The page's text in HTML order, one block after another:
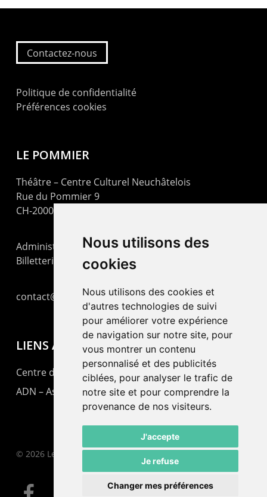
Nous utilisons des
cookies
Nous utilisons des cookies et
d'autres technologies de suivi
pour améliorer votre expérience
de navigation sur notre site, pour
vous montrer un contenu
personnalisé et des publicités
ciblées, pour analyser le trafic de
notre site et pour comprendre la
provenance de nos visiteurs.
J'accepte
Je refuse
Changer mes préférences
Contactez-nous
Politique de confidentialité
Préférences cookies
LE POMMIER
Théâtre – Centre Culturel Neuchâtelois
Rue du Pommier 9
CH-2000 Neuchâtel
Administration : +41 32 725 03 03
Billetterie : +41 32 725 05 05
contact@lepommier.ch
LIENS AMIS
Centre de culture ABC
ADN – Association Danse Neuchâtel
© 2026 Le Pommier.
facebook email